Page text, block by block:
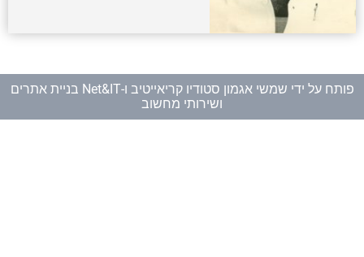
פותח על ידי שמשי אגמון סטודיו קריאייטיב ו-
Net&IT בניית אתרים
ושירותי מחשוב